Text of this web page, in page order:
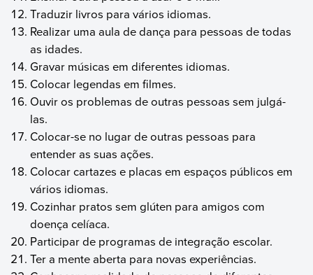
Traduzir livros para vários idiomas.
Realizar uma aula de dança para pessoas de todas
as idades.
Gravar músicas em diferentes idiomas.
Colocar legendas em filmes.
Ouvir os problemas de outras pessoas sem julgá-
las.
Colocar-se no lugar de outras pessoas para
entender as suas ações.
Colocar cartazes e placas em espaços públicos em
vários idiomas.
Cozinhar pratos sem glúten para amigos com
doença celíaca.
Participar de programas de integração escolar.
Ter a mente aberta para novas experiências.